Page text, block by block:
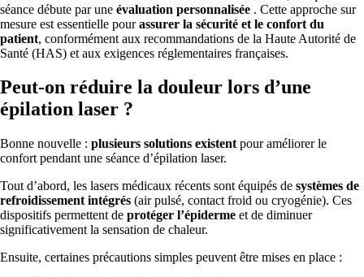
séance débute par une évaluation personnalisée . Cette approche sur
mesure est essentielle pourassurer la sécurité et le confort du
patient, conformément aux recommandations de la Haute Autorité de
Santé (HAS) et aux exigences réglementaires françaises.
Peut-on réduire la douleur lors d’une
épilation laser ?
Bonne nouvelle : plusieurs solutions existent pour améliorer le
confort pendant une séance d’épilation laser.
Tout d’abord, les lasers médicaux récents sont équipés de systèmes de
refroidissement intégrés (air pulsé, contact froid ou cryogénie). Ces
dispositifs permettent de protéger l’épiderme et de diminuer
significativement la sensation de chaleur.
Ensuite, certaines précautions simples peuvent être mises en place :